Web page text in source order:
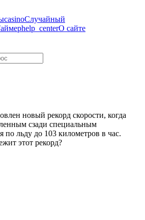
casinoСлучайный
help_centerО сайте
новый рекорд скорости, когда
сзади специальным
по льду до 103 километров в час.
этот рекорд?